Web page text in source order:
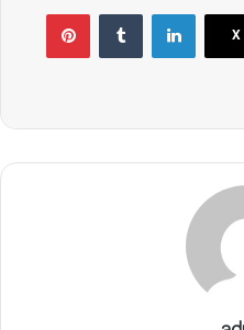
X
لینکدین